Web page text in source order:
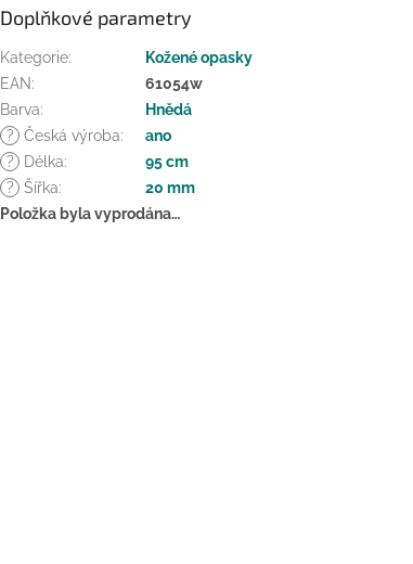
Doplňkové parametry
Kategorie:
Kožené opasky
EAN:
61054w
Barva:
Hnědá
?
Česká výroba:
ano
?
Délka:
95 cm
?
Šířka:
20 mm
Položka byla vyprodána…